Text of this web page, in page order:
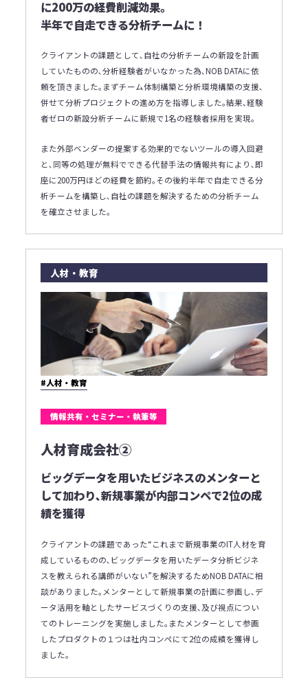
に200万の経費削減効果｡
半年で自走できる分析チームに！
クライアントの課題として､自社の分析チームの新設を計画
していたものの､分析経験者がいなかった為､NOB DATAに依
頼を頂きました｡まずチーム体制構築と分析環境構築の支援､
併せて分析プロジェクトの進め方を指導しました｡結果､経験
者ゼロの新設分析チームに新規で1名の経験者採用を実現｡
また外部ベンダーの提案する効果的でないツールの導入回避
と､同等の処理が無料でできる代替手法の情報共有により､即
座に200万円ほどの経費を節約｡その後約半年で自走できる分
析チームを構築し､自社の課題を解決するための分析チーム
を確立させました｡
人材・教育
#人材・教育
情報共有・セミナー・執筆等
人材育成会社②
ビッグデータを用いたビジネスのメンターと
して加わり､新規事業が内部コンペで2位の成
績を獲得
クライアントの課題であった“これまで新規事業のIT人材を育
成しているものの､ビッグデータを用いたデータ分析ビジネ
スを教えられる講師がいない”を解決するためNOB DATAに相
談がありました｡メンターとして新規事業の計画に参画し､デ
ータ活用を軸としたサービスづくりの支援､及び視点につい
てのトレーニングを実施しました｡またメンターとして参画
したプロダクトの１つは社内コンペにて2位の成績を獲得し
ました｡